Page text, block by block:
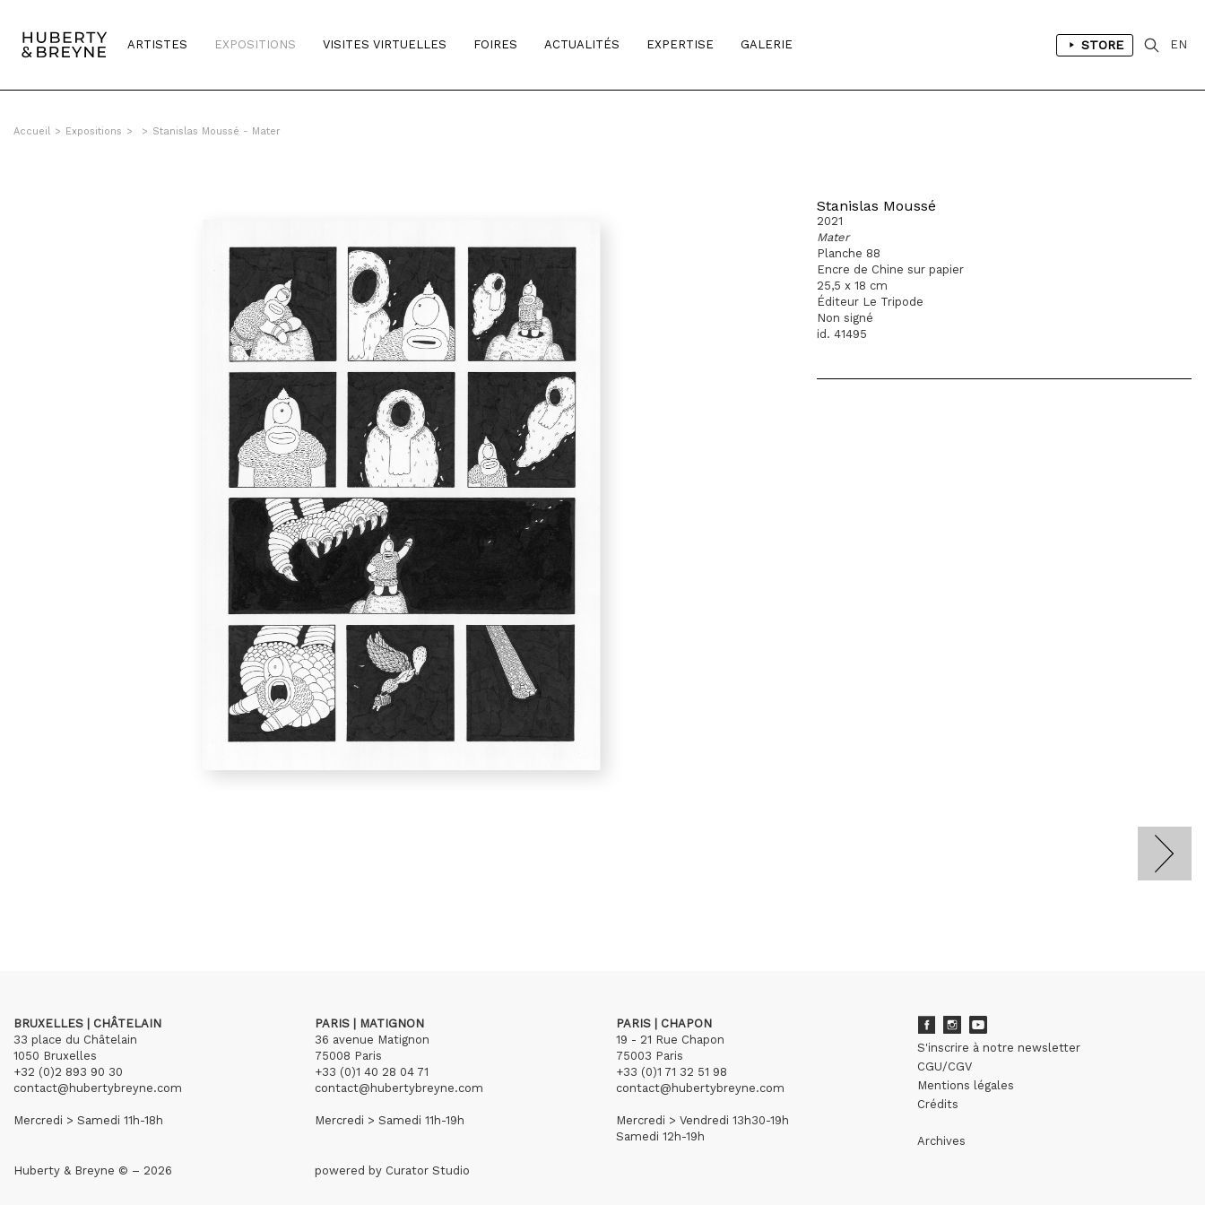
ARTISTES EXPOSITIONS VISITES VIRTUELLES FOIRES ACTUALITÉS EXPERTISE GALERIE STORE EN
Accueil > Expositions > > Stanislas Moussé - Mater
Stanislas Moussé
2021
Mater
Planche 88
Encre de Chine sur papier
25,5 x 18 cm
Éditeur Le Tripode
Non signé
id. 41495
BRUXELLES | CHÂTELAIN
33 place du Châtelain
1050 Bruxelles
+32 (0)2 893 90 30
contact@hubertybreyne.com
Mercredi > Samedi 11h-18h
PARIS | MATIGNON
36 avenue Matignon
75008 Paris
+33 (0)1 40 28 04 71
contact@hubertybreyne.com
Mercredi > Samedi 11h-19h
PARIS | CHAPON
19 - 21 Rue Chapon
75003 Paris
+33 (0)1 71 32 51 98
contact@hubertybreyne.com
Mercredi > Vendredi 13h30-19h
Samedi 12h-19h
S'inscrire à notre newsletter
CGU/CGV
Mentions légales
Crédits
Archives
Huberty & Breyne © – 2026 powered by Curator Studio